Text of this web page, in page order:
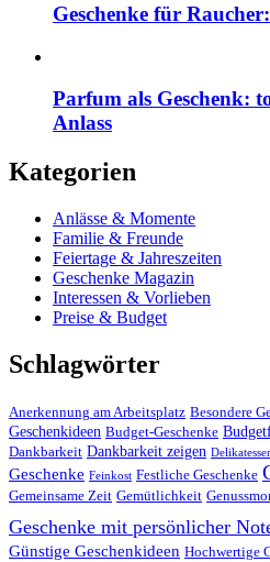
Geschenke für
Parfum als Geschenk:
Anlass
Kategorien
Anlässe & Momente
Familie & Freunde
Feiertage & Jahreszeiten
Geschenke Magazin
Interessen & Vorlieben
Preise & Budget
Schlagwörter
Anerkennung am Arbeitsplatz Besondere
Geschenkideen Budget-Geschenke
Dankbarkeit Dankbarkeit zeigen
Geschenke Feinkost Festliche Geschenke
Gemeinsame Zeit Gemütlichkeit
Geschenke mit persönlicher
Günstige Geschenkideen Hochwertige